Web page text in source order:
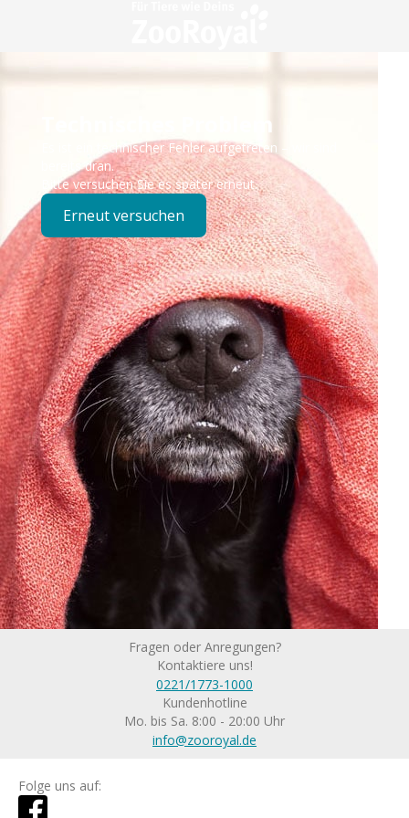
Technisches Problem
Es ist ein technischer Fehler aufgetreten – wir sind
bereits dran.
Bitte versuchen Sie es später erneut.
Erneut versuchen
Fragen oder Anregungen?
Kontaktiere uns!
0221/1773-1000
Kundenhotline
Mo. bis Sa. 8:00 - 20:00 Uhr
info@zooroyal.de
Folge uns auf: